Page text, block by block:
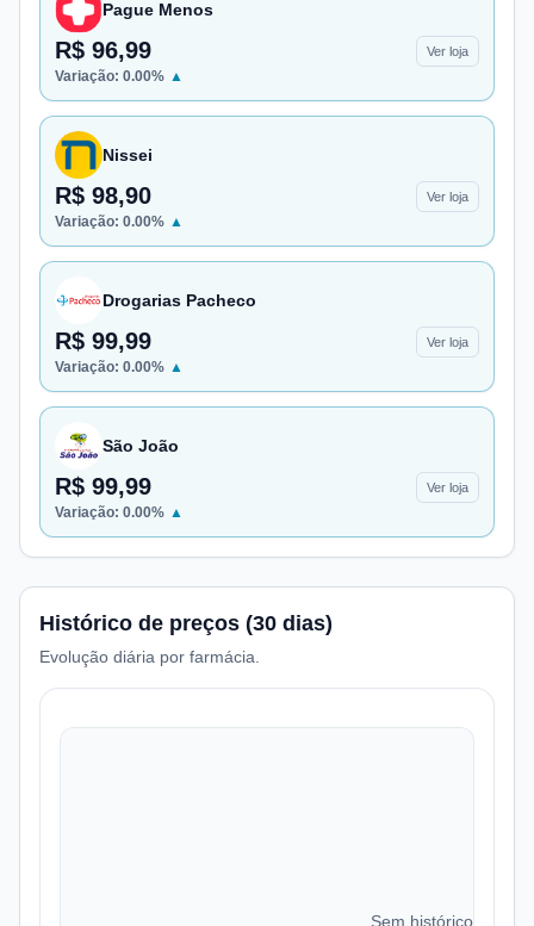
Pague Menos
R$ 96,99 Ver loja
Variação: 0.00% ▲
Nissei
R$ 98,90 Ver loja
Variação: 0.00% ▲
Drogarias Pacheco
R$ 99,99 Ver loja
Variação: 0.00% ▲
São João
R$ 99,99 Ver loja
Variação: 0.00% ▲
Histórico de preços (30 dias)
Evolução diária por farmácia.
Sem histórico de